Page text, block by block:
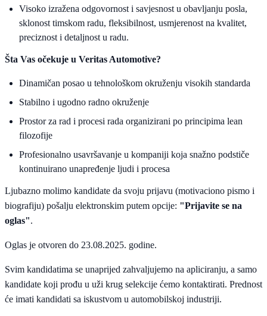
Visoko izražena odgovornost i savjesnost u obavljanju posla,
sklonost timskom radu, fleksibilnost, usmjerenost na kvalitet,
preciznost i detaljnost u radu.
Šta Vas očekuje u Veritas Automotive?
Dinamičan posao u tehnološkom okruženju visokih standarda
Stabilno i ugodno radno okruženje
Prostor za rad i procesi rada organizirani po principima lean
filozofije
Profesionalno usavršavanje u kompaniji koja snažno podstiče
kontinuirano unapređenje ljudi i procesa
Ljubazno molimo kandidate da svoju prijavu (motivaciono pismo i
biografiju) pošalju elektronskim putem opcije: "Prijavite se na
oglas".
Oglas je otvoren do 23.08.2025. godine.
Svim kandidatima se unaprijed zahvaljujemo na apliciranju, a samo
kandidate koji prođu u uži krug selekcije ćemo kontaktirati. Prednost
će imati kandidati sa iskustvom u automobilskoj industriji.